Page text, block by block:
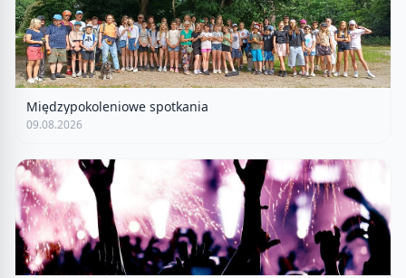
Międzypokoleniowe spotkania
09.08.2026